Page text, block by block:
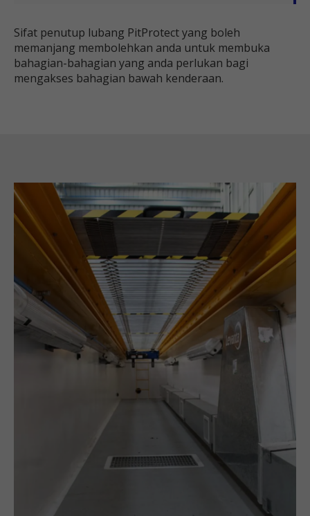
Sifat penutup lubang PitProtect yang boleh
memanjang membolehkan anda untuk membuka
bahagian-bahagian yang anda perlukan bagi
mengakses bahagian bawah kenderaan.